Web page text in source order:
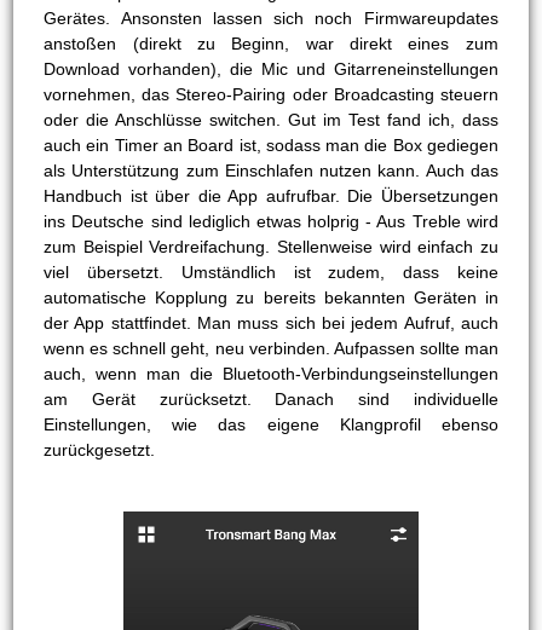
Gerätes. Ansonsten lassen sich noch Firmwareupdates
anstoßen (direkt zu Beginn, war direkt eines zum
Download vorhanden), die Mic und Gitarreneinstellungen
vornehmen, das Stereo-Pairing oder Broadcasting steuern
oder die Anschlüsse switchen. Gut im Test fand ich, dass
auch ein Timer an Board ist, sodass man die Box gediegen
als Unterstützung zum Einschlafen nutzen kann. Auch das
Handbuch ist über die App aufrufbar. Die Übersetzungen
ins Deutsche sind lediglich etwas holprig - Aus Treble wird
zum Beispiel Verdreifachung. Stellenweise wird einfach zu
viel übersetzt. Umständlich ist zudem, dass keine
automatische Kopplung zu bereits bekannten Geräten in
der App stattfindet. Man muss sich bei jedem Aufruf, auch
wenn es schnell geht, neu verbinden. Aufpassen sollte man
auch, wenn man die Bluetooth-Verbindungseinstellungen
am Gerät zurücksetzt. Danach sind individuelle
Einstellungen, wie das eigene Klangprofil ebenso
zurückgesetzt.